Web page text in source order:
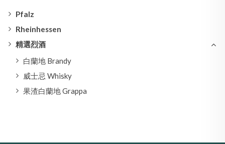
Pfalz
Rheinhessen
精選烈酒
白蘭地 Brandy
威士忌 Whisky
果渣白蘭地 Grappa